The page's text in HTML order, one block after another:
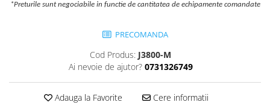
Ciclism
Echipamente fitness
Mese de jocuri
MOBILIER URBAN
*Preturile sunt negociabile in functie de cantitatea de echipamente comandate
PRECOMANDA
Cod Produs: J3800-M
Ai nevoie de ajutor? 0731326749
Adauga la Favorite Cere informatii